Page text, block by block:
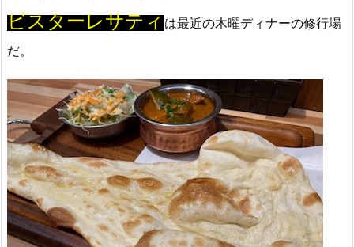
ビスターレサティは最近の木曜ディナーの修行場
だ。